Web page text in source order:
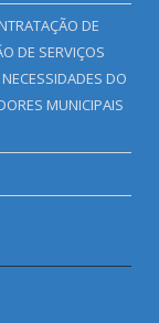
DE
DE SERVIÇOS
DO
MUNICIPAIS